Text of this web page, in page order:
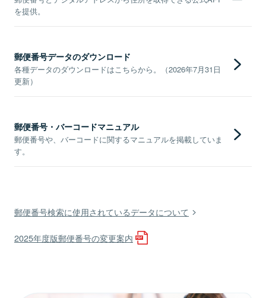
を提供。
郵便番号データのダウンロード
各種データのダウンロードはこちらから。（2026年7月31日
更新）
郵便番号・バーコードマニュアル
郵便番号や、バーコードに関するマニュアルを掲載していま
す。
郵便番号検索に使用されているデータについて
2025年度版郵便番号の変更案内